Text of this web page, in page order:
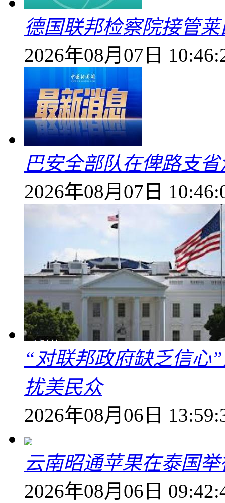
德国联邦检察院接管
2026年08月07日
巴安全部队在俾路支
2026年08月07日
“对联邦政府缺乏信心
扰美民众
2026年08月06日
云南昭通苹果在泰国
2026年08月06日